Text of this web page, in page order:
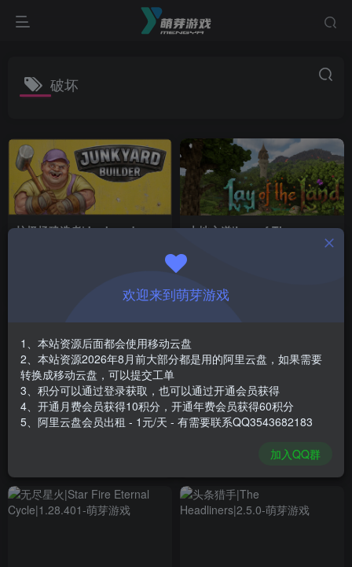
破坏
垃圾场建造者|Junkyard
独立
5
大地之道|Lay of The
34天前
归途海龟|Siegeturtle|1.2.1
全面冲突：抵抗|Total
Conflict
欢迎来到萌芽游戏
1、本站资源后面都会使用移动云盘
2、本站资源2026年8月前大部分都是用的阿里云盘，如果需要
转换成移动云盘，可以提交工单
3、积分可以通过登录获取，也可以通过开通会员获得
4、开通月费会员获得10积分，开通年费会员获得60积分
5、阿里云盘会员出租 - 1元/天 - 有需要联系QQ3543682183
加入QQ群